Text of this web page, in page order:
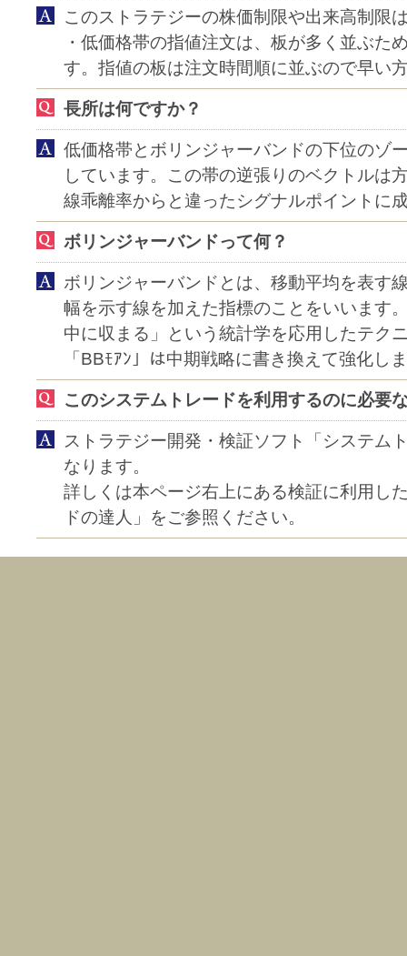
このストラテジーの株価制限や出来高制限
・低価格帯の指値注文は、板が多く並ぶた
す。指値の板は注文時間順に並ぶので早い
長所は何ですか？
低価格帯とボリンジャーバンドの下位のゾ
しています。この帯の逆張りのベクトルは
線乖離率からと違ったシグナルポイントに
ボリンジャーバンドって何？
ボリンジャーバンドとは、移動平均を表す
幅を示す線を加えた指標のことをいいます
中に収まる」という統計学を応用したテク
「BBﾓｱﾝ」は中期戦略に書き換えて強化し
このシステムトレードを利用するのに必要
ストラテジー開発・検証ソフト「システム
なります。
詳しくは本ページ右上にある検証に利用し
ドの達人」をご参照ください。